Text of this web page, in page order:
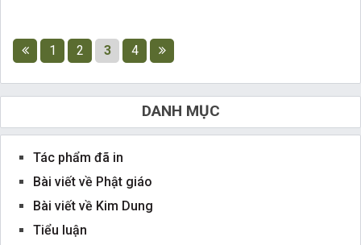
1 2 3 4
DANH MỤC
Tác phẩm đã in
Bài viết về Phật giáo
Bài viết về Kim Dung
Tiểu luận